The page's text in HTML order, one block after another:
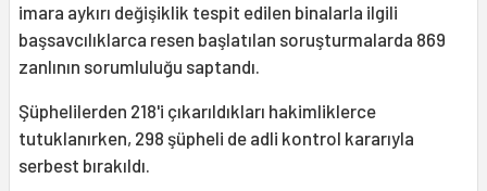
imara aykırı değişiklik tespit edilen binalarla ilgili
başsavcılıklarca resen başlatılan soruşturmalarda 869
zanlının sorumluluğu saptandı.
Şüphelilerden 218'i çıkarıldıkları hakimliklerce
tutuklanırken, 298 şüpheli de adli kontrol kararıyla
serbest bırakıldı.